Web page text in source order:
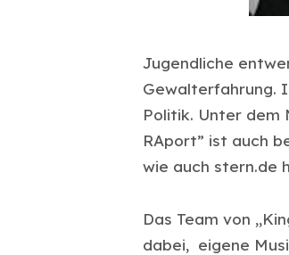
Jugendliche
Gewalterfahrung.
Politik. Unter dem
RAport” ist auch
wie auch stern.de
Das Team von
dabei, eigene